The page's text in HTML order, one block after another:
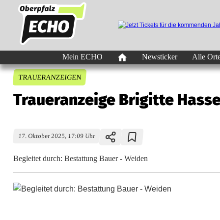
Mein ECHO Newsticker Alle
TRAUERANZEIGEN
Traueranzeige Brigitte
17. Oktober 2025, 17:09 Uhr
Begleitet durch: Bestattung Bauer - Weiden